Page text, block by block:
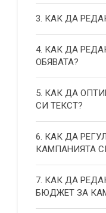
3. КАК ДА
4. КАК ДА
ОБЯВАТА?
5. КАК ДА
СИ ТЕКСТ?
6. КАК ДА
КАМПАНИЯТА
7. КАК ДА
БЮДЖЕТ ЗА